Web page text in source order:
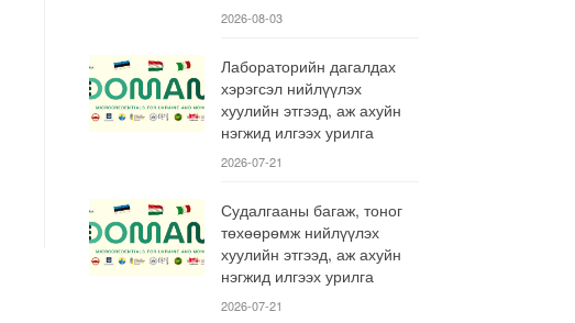
2026-08-03
Лабораторийн дагалдах
хэрэгсэл нийлүүлэх
хуулийн этгээд, аж ахуйн
нэгжид илгээх урилга
2026-07-21
Судалгааны багаж, тоног
төхөөрөмж нийлүүлэх
хуулийн этгээд, аж ахуйн
нэгжид илгээх урилга
2026-07-21